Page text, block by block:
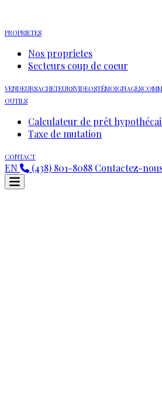
PROPRIETES
Nos proprietes
Secteurs coup de coeur
VENDEURSACHETEURSVIDEOSTÉMOIGNAGES
OUTILS
Calculateur de prêt
Taxe de mutation
CONTACT
EN (438) 801-8088 Contactez-